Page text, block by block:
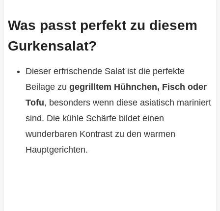
Was passt perfekt zu diesem
Gurkensalat?
Dieser erfrischende Salat ist die perfekte
Beilage zu gegrilltem Hühnchen, Fisch oder
Tofu, besonders wenn diese asiatisch mariniert
sind. Die kühle Schärfe bildet einen
wunderbaren Kontrast zu den warmen
Hauptgerichten.